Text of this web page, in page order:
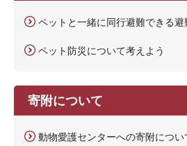
ペットと一緒に同行避難できる
ペット防災について考えよう
寄附について
動物愛護センターへの寄附につい